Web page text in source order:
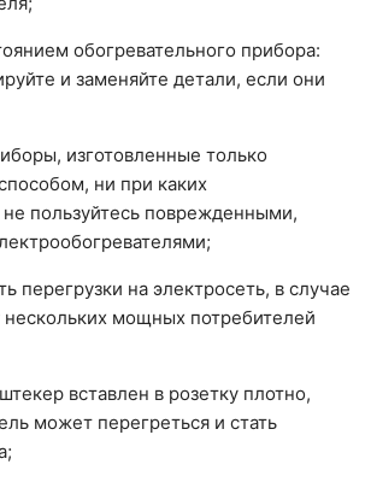
обогревательного прибора:
и заменяйте детали, если они
изготовленные только
ни при каких
не пользуйтесь поврежденными,
перегрузки на электросеть, в случае
нескольких мощных потребителей
вставлен в розетку плотно,
может перегреться и стать